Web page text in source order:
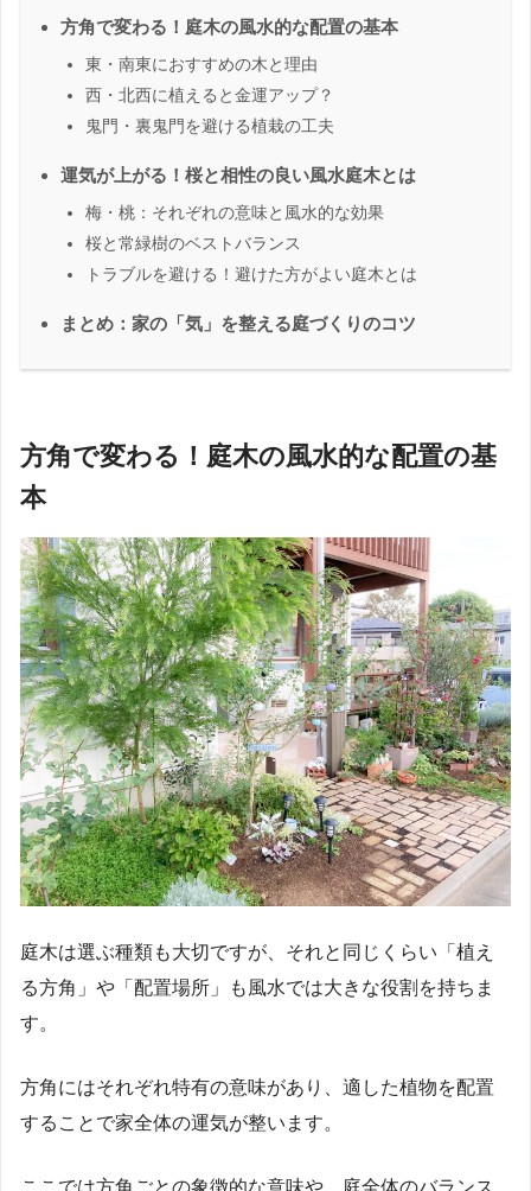
方角で変わる！庭木の風水的な配置の基本
東・南東におすすめの木と理由
西・北西に植えると金運アップ？
鬼門・裏鬼門を避ける植栽の工夫
運気が上がる！桜と相性の良い風水庭木とは
梅・桃：それぞれの意味と風水的な効果
桜と常緑樹のベストバランス
トラブルを避ける！避けた方がよい庭木とは
まとめ：家の「気」を整える庭づくりのコツ
方角で変わる！庭木の風水的な配置の基
本
庭木は選ぶ種類も大切ですが、それと同じくらい「植え
る方角」や「配置場所」も風水では大きな役割を持ちま
す。
方角にはそれぞれ特有の意味があり、適した植物を配置
することで家全体の運気が整います。
ここでは方角ごとの象徴的な意味や、庭全体のバランス